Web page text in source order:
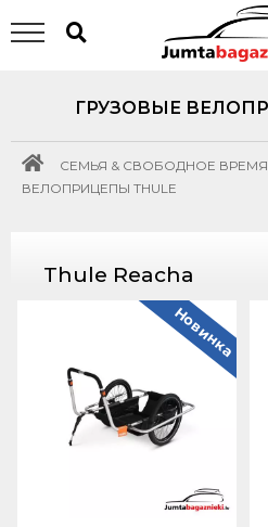
ГРУЗОВЫЕ
СЕМЬЯ & СВОБОДНОЕ ВРЕМЯ
ВЕЛОПРИЦЕПЫ THULE
Thule Reacha
Новинка